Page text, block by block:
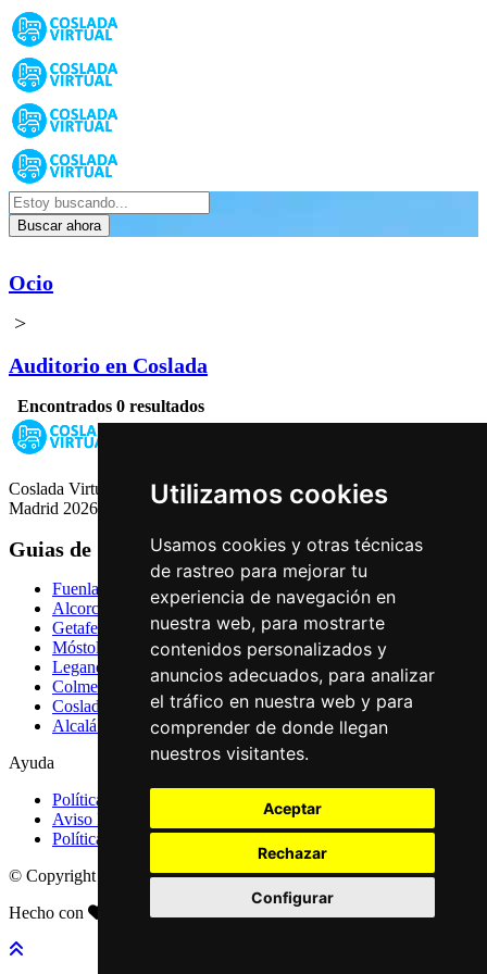
Utilizamos cookies
Usamos cookies y otras técnicas
de rastreo para mejorar tu
experiencia de navegación en
nuestra web, para mostrarte
contenidos personalizados y
anuncios adecuados, para analizar
el tráfico en nuestra web y para
comprender de donde llegan
nuestros visitantes.
Aceptar
Rechazar
Configurar
Buscar ahora
Ocio
>
Auditorio en Coslada
Encontrados 0 resultados
Coslada Virtual: Guia de Empresas, Ocio y Servicios de Coslada,
Madrid 2026
Guias de Ciudades
Fuenlabrada
Alcorcón
Getafe
Móstoles
Leganés
Colmenar Viejo
Coslada
Alcalá de Henares
Ayuda
Política de Privacidad
Aviso Legal
Política de Cookies
© Copyright 2026 Palike Networks, S.L.U.
Hecho con
en Coslada